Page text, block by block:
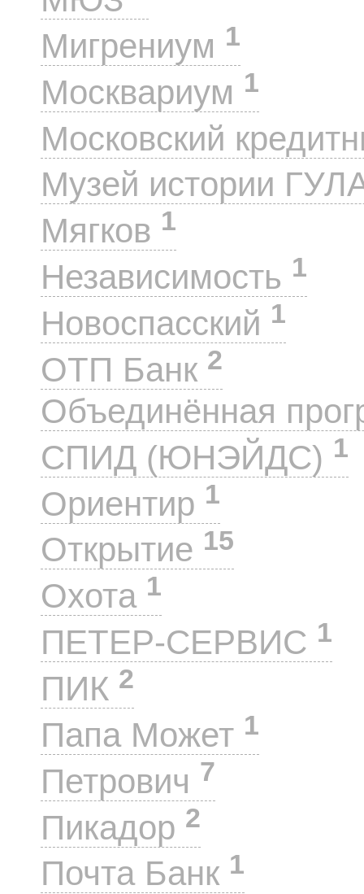
Мигрениум 1
Москвариум 1
Московский
Музей истории
Мягков 1
Независимость 1
Новоспасский 1
ОТП Банк 2
Объединённая
СПИД (ЮНЭЙДС) 1
Ориентир 1
Открытие 15
Охота 1
ПЕТЕР-СЕРВИС 1
ПИК 2
Папа Может 1
Петрович 7
Пикадор 2
Почта Банк 1